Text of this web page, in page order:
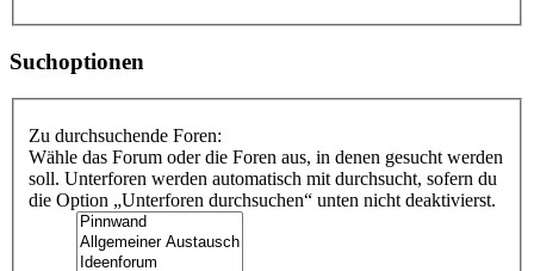
Suchoptionen
Zu durchsuchende Foren:
Wähle das Forum oder die Foren aus, in denen gesucht werden
soll. Unterforen werden automatisch mit durchsucht, sofern du
die Option „Unterforen durchsuchen“ unten nicht deaktivierst.